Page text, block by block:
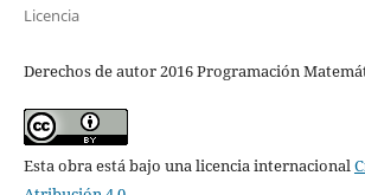
Licencia
Derechos de autor 2016 Programación
Esta obra está bajo una licencia internacional